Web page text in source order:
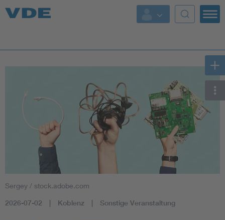
Key Topics
Key Topics
Standardization
AI & Digital Trust
Health
Sergey / stock.adobe.com
2026-07-02 Koblenz Sonstige Veranstaltung